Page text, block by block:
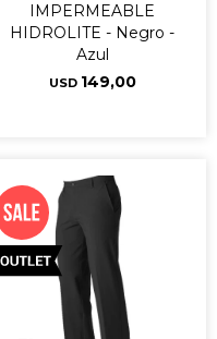
IMPERMEABLE
HIDROLITE - Negro -
Azul
USD 149,00